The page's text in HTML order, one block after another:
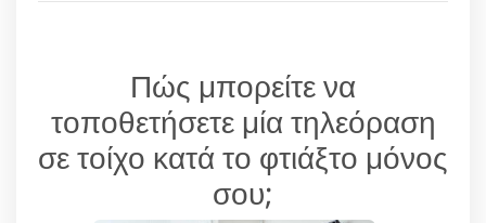
Πώς μπορείτε να
τοποθετήσετε μία τηλεόραση
σε τοίχο κατά το φτιάξτο μόνος
σου;